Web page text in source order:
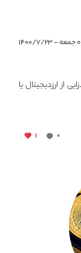
۲۳
از ارزدیجیتال یا
۰ ۱